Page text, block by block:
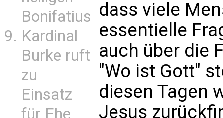
Bonifatius
Kardinal
Burke ruft
zu
Einsatz
für Ehe
dass viele
essentielle
auch über die
"Wo ist Gott"
diesen Tagen
Jesus